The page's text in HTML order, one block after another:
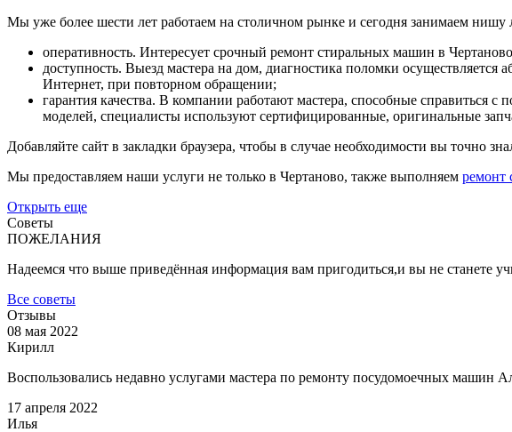
Мы уже более шести лет работаем на столичном рынке и сегодня занимаем нишу
оперативность. Интересует срочный ремонт стиральных машин в
доступность. Выезд мастера на дом, диагностика поломки
Интернет, при повторном обращении;
гарантия качества. В компании работают мастера, способные
моделей, специалисты используют сертифицированные, оригинальные
Добавляйте сайт в закладки браузера, чтобы в случае необходимости вы точно
Мы предоставляем наши услуги не только в Чертаново, также выполняем
Открыть еще
Советы
ПОЖЕЛАНИЯ
Надеемся что выше приведённая информация вам пригодиться,и вы не станете
Все советы
Отзывы
08 мая 2022
Кирилл
Воспользовались недавно услугами мастера по ремонту посудомоечных машин
17 апреля 2022
Илья